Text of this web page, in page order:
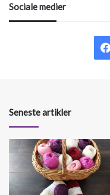
Sociale medier
Seneste artikler